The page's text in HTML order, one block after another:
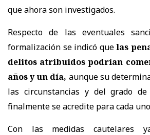
que ahora son investigados.
Respecto de las eventuales
formalización se indicó quelas
delitos atribuidos podrían
años y un día, aunque su
las circunstancias y del grado
finalmente se acredite para cada
Con las medidas cautelares